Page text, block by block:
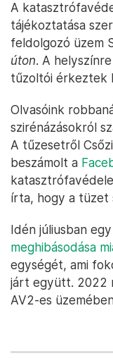
A
tájékoztatása
feldolgozó üzem
úton. A
tűzoltói érkeztek
Olvasóink
szirénázásokról
A tűzesetről
beszámolt a
írta, hogy a tüzet
Idén júliusban egy
meghibásodása
egységét, ami
járt együtt. 2022
AV2-es